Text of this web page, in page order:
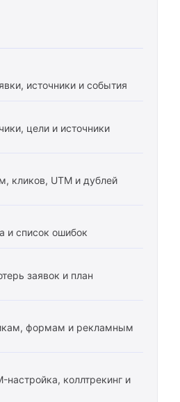
источники и события
цели и источники
кликов, UTM и дублей
и список ошибок
заявок и план
формам и рекламным
настройка, коллтрекинг и